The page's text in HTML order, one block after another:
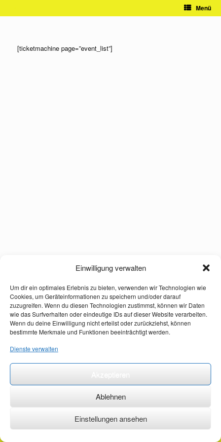
Einwilligung verwalten
Um dir ein optimales Erlebnis zu bieten, verwenden wir Technologien wie
Cookies, um Geräteinformationen zu speichern und/oder darauf
zuzugreifen. Wenn du diesen Technologien zustimmst, können wir Daten
wie das Surfverhalten oder eindeutige IDs auf dieser Website verarbeiten.
Wenn du deine Einwilligung nicht erteilst oder zurückziehst, können
bestimmte Merkmale und Funktionen beeinträchtigt werden.
Dienste verwalten
Ablehnen
Einstellungen ansehen
Menü
[ticketmachine page=”event_list”]
©2026 ·erstehilfekurs-mauch.de ·AGB ·Datenschutzerklärung ·Impressum ·